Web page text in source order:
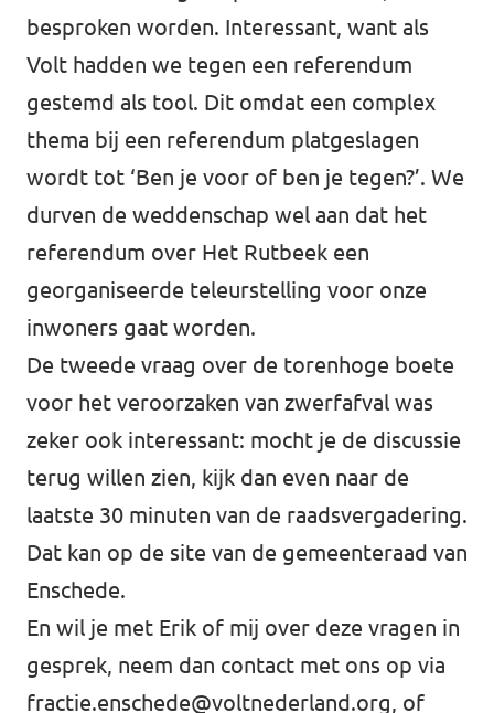
besproken worden. Interessant, want als
Volt hadden we tegen een referendum
gestemd als tool. Dit omdat een complex
thema bij een referendum platgeslagen
wordt tot ‘Ben je voor of ben je tegen?’. We
durven de weddenschap wel aan dat het
referendum over Het Rutbeek een
georganiseerde teleurstelling voor onze
inwoners gaat worden.
De tweede vraag over de torenhoge boete
voor het veroorzaken van zwerfafval was
zeker ook interessant: mocht je de discussie
terug willen zien, kijk dan even naar de
laatste 30 minuten van de raadsvergadering.
Dat kan op de site van de gemeenteraad van
Enschede.
En wil je met Erik of mij over deze vragen in
gesprek, neem dan contact met ons op via
fractie.enschede@voltnederland.org, of